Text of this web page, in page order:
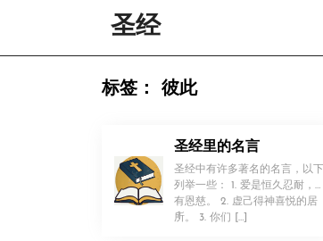
圣经
标签： 彼此
圣经里的名言
圣经中有许多著名的名言，以下
列举一些： 1. 爱是恒久忍耐，又
有恩慈。 2. 虚己得神喜悦的居
所。 3. 你们 […]
！